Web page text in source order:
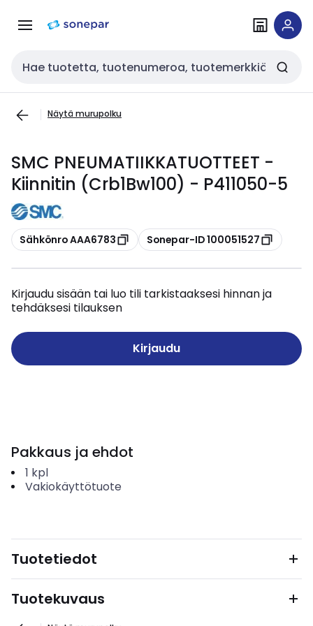
navigointiinsisältöön
Haku
Näytä murupolku
SMC PNEUMATIIKKATUOTTEET -
Kiinnitin (Crb1Bw100) - P411050-5
Kopioi
Sähkönro AAA6783 Kopioi
Sonepar-ID 100051527
Kirjaudu sisään tai luo tili tarkistaaksesi hinnan ja
tehdäksesi tilauksen
Kirjaudu
Pakkaus ja ehdot
1 kpl
Vakiokäyttötuote
Tuotetiedot
Tuotekuvaus